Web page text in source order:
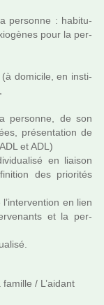
per­sonne : habi­tu­
pour la per­
(à domi­cile, en ins­ti­
per­sonne, de son
pré­sen­ta­tion de
et ADL)
en liai­son
des prio­ri­tés
en lien
et la per­
/ L’aidant